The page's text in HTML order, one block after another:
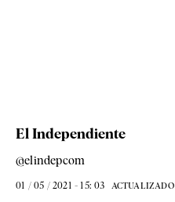
El Independiente
@elindepcom
01 / 05 / 2021 - 15: 03 ACTUALIZADO